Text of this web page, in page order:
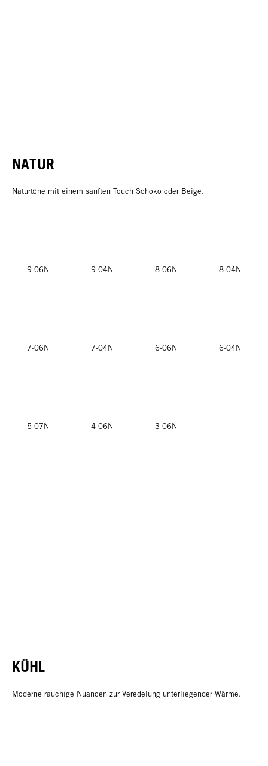
NATUR
Naturtöne mit einem sanften Touch Schoko oder Beige.
9-06N 9-04N 8-06N 8-04N
7-06N 7-04N 6-06N 6-04N
5-07N 4-06N 3-06N
KÜHL
Moderne rauchige Nuancen zur Veredelung unterliegender Wärme.